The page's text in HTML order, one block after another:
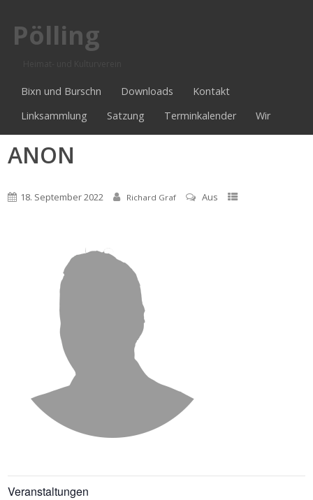
Pölling
Bixn und Burschn Downloads
Kontakt
Linksammlung
Satzung Terminkalender Wir
ANON
18. September 2022 Richard Graf Aus
Veranstaltungen